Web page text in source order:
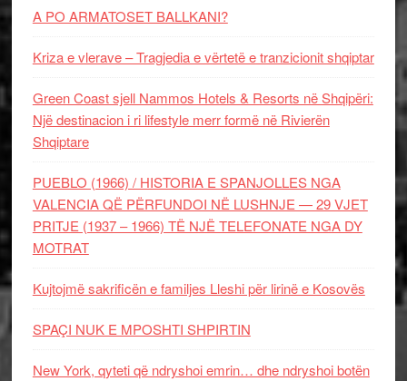
A PO ARMATOSET BALLKANI?
Kriza e vlerave – Tragjedia e vërtetë e tranzicionit shqiptar
Green Coast sjell Nammos Hotels & Resorts në Shqipëri:
Një destinacion i ri lifestyle merr formë në Rivierën
Shqiptare
PUEBLO (1966) / HISTORIA E SPANJOLLES NGA
VALENCIA QË PËRFUNDOI NË LUSHNJE — 29 VJET
PRITJE (1937 – 1966) TË NJË TELEFONATE NGA DY
MOTRAT
Kujtojmë sakrificën e familjes Lleshi për lirinë e Kosovës
SPAÇI NUK E MPOSHTI SHPIRTIN
New York, qyteti që ndryshoi emrin… dhe ndryshoi botën